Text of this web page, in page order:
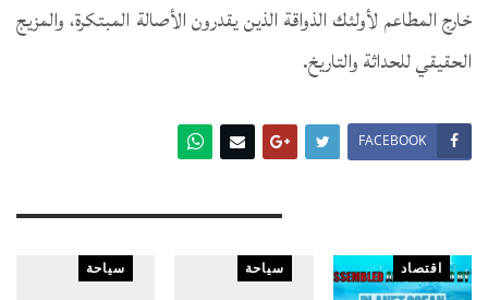
خارج المطاعم لأولئك الذواقة الذين يقدرون الأصالة المبتكرة، والمزيج
الحقيقي للحداثة والتاريخ.
FACEBOOK
اقتصاد سياحة سياحة